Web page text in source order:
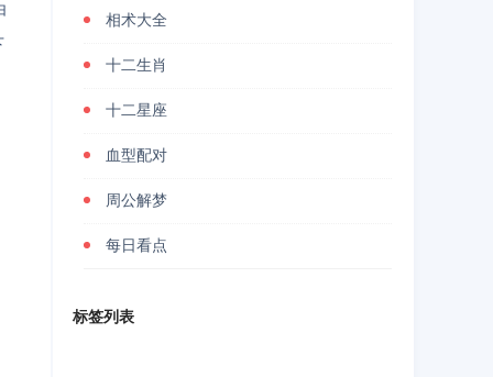
相术大全
十二生肖
十二星座
血型配对
周公解梦
每日看点
标签列表